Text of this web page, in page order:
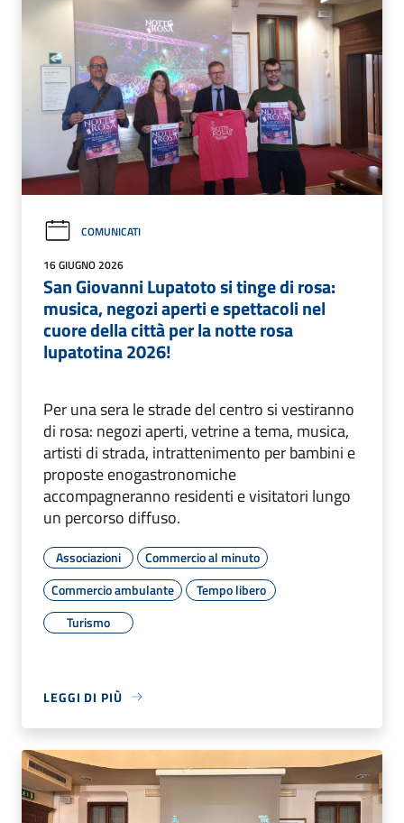
COMUNICATI
16 GIUGNO 2026
San Giovanni Lupatoto si tinge di rosa:
musica, negozi aperti e spettacoli nel
cuore della città per la notte rosa
lupatotina 2026!
Per una sera le strade del centro si vestiranno
di rosa: negozi aperti, vetrine a tema, musica,
artisti di strada, intrattenimento per bambini e
proposte enogastronomiche
accompagneranno residenti e visitatori lungo
un percorso diffuso.
Associazioni
Commercio al minuto
Commercio ambulante
Tempo libero
Turismo
LEGGI DI PIÙ